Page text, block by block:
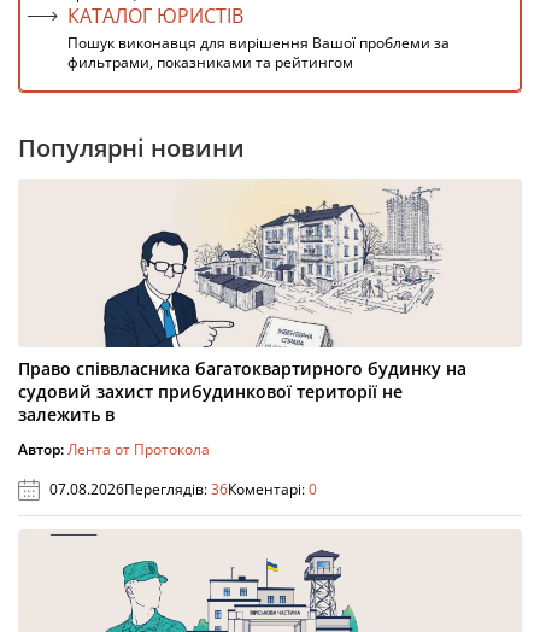
КАТАЛОГ ЮРИСТІВ
Пошук виконавця для вирішення Вашої проблеми за
фильтрами, показниками та рейтингом
Популярні новини
Право співвласника багатоквартирного будинку на
судовий захист прибудинкової території не
залежить в
Автор:Лента от Протокола
07.08.2026Переглядів:36Коментарі:0